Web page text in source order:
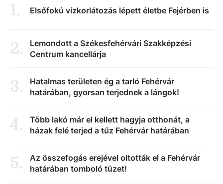
1. Elsőfokú vízkorlátozás lépett életbe Fejérben is
2.
Lemondott a Székesfehérvári Szakképzési
Centrum kancellárja
3.
Hatalmas területen ég a tarló Fehérvár
határában, gyorsan terjednek a lángok!
4.
Több lakó már el kellett hagyja otthonát, a
házak felé terjed a tűz Fehérvár határában
5.
Az összefogás erejével oltották el a Fehérvár
határában tomboló tüzet!